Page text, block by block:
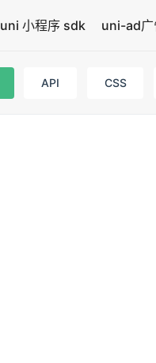
uni 小程序 sdk uni-ad广
API CSS